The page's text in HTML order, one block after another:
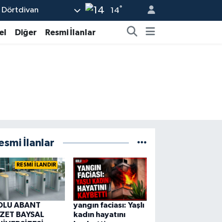
Dörtdivan 14°
Diğer Resmi İlanlar
İlanlar
RESMİ İLANDIR
ABANT
BAYSAL
yangın faciası: Yaşlı
kadın hayatını